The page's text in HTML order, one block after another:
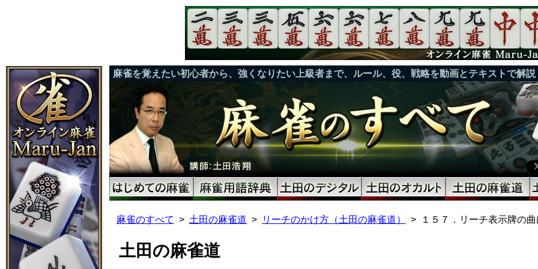
麻雀を覚えたい初心者から、強くなりたい上級者まで、ルール、役、戦略を動画とテキストで解説
麻雀のすべて 土田の麻雀道 リーチのかけ方（土田の麻雀道） １５７．リーチ表示牌の
土田の麻雀道